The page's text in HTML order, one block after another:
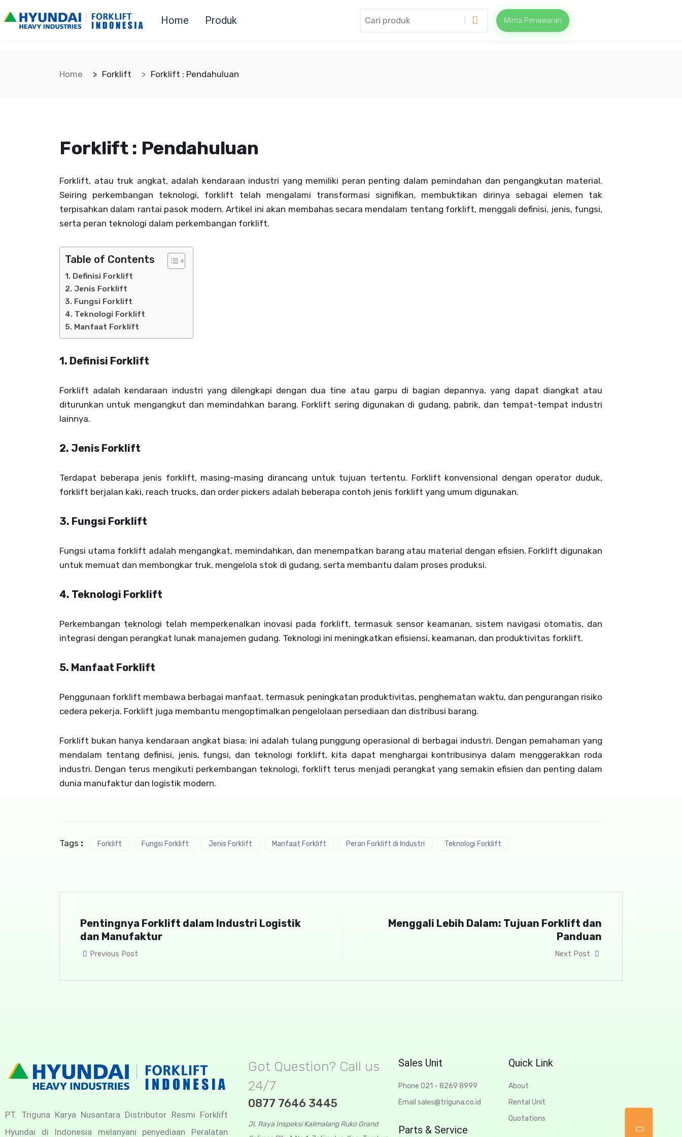
Home Produk Minta Penawaran
Home Forklift Forklift : Pendahuluan
Forklift : Pendahuluan
Forklift, atau truk angkat, adalah kendaraan industri yang memiliki peran penting dalam pemindahan dan pengangkutan material.
Seiring perkembangan teknologi, forklift telah mengalami transformasi signifikan, membuktikan dirinya sebagai elemen tak
terpisahkan dalam rantai pasok modern. Artikel ini akan membahas secara mendalam tentang forklift, menggali definisi, jenis, fungsi,
serta peran teknologi dalam perkembangan forklift.
Table of Contents
1. Definisi Forklift
2. Jenis Forklift
3. Fungsi Forklift
4. Teknologi Forklift
5. Manfaat Forklift
1. Definisi Forklift
Forklift adalah kendaraan industri yang dilengkapi dengan dua tine atau garpu di bagian depannya, yang dapat diangkat atau
diturunkan untuk mengangkut dan memindahkan barang. Forklift sering digunakan di gudang, pabrik, dan tempat-tempat industri
lainnya.
2. Jenis Forklift
Terdapat beberapa jenis forklift, masing-masing dirancang untuk tujuan tertentu. Forklift konvensional dengan operator duduk,
forklift berjalan kaki, reach trucks, dan order pickers adalah beberapa contoh jenis forklift yang umum digunakan.
3. Fungsi Forklift
Fungsi utama forklift adalah mengangkat, memindahkan, dan menempatkan barang atau material dengan efisien. Forklift digunakan
untuk memuat dan membongkar truk, mengelola stok di gudang, serta membantu dalam proses produksi.
4. Teknologi Forklift
Perkembangan teknologi telah memperkenalkan inovasi pada forklift, termasuk sensor keamanan, sistem navigasi otomatis, dan
integrasi dengan perangkat lunak manajemen gudang. Teknologi ini meningkatkan efisiensi, keamanan, dan produktivitas forklift.
5. Manfaat Forklift
Penggunaan forklift membawa berbagai manfaat, termasuk peningkatan produktivitas, penghematan waktu, dan pengurangan risiko
cedera pekerja. Forklift juga membantu mengoptimalkan pengelolaan persediaan dan distribusi barang.
Forklift bukan hanya kendaraan angkat biasa; ini adalah tulang punggung operasional di berbagai industri. Dengan pemahaman yang
mendalam tentang definisi, jenis, fungsi, dan teknologi forklift, kita dapat menghargai kontribusinya dalam menggerakkan roda
industri. Dengan terus mengikuti perkembangan teknologi, forklift terus menjadi perangkat yang semakin efisien dan penting dalam
dunia manufaktur dan logistik modern.
Tags : Forklift Fungsi Forklift Jenis Forklift Manfaat Forklift Peran Forklift di Industri Teknologi Forklift
Pentingnya Forklift dalam Industri Logistik
dan Manufaktur
Previous Post
Menggali Lebih Dalam: Tujuan Forklift dan
Panduan
Next Post
PT. Triguna Karya Nusantara Distributor Resmi Forklift
Hyundai di Indonesia melanyani penyediaan Peralatan
Got Question? Call us
24/7
0877 7646 3445
Jl. Raya Inspeksi Kalimalang Ruko Grand
Sales Unit
Phone 021 - 8269 8999
Email sales@triguna.co.id
Parts & Service
Quick Link
About
Rental Unit
Quotations